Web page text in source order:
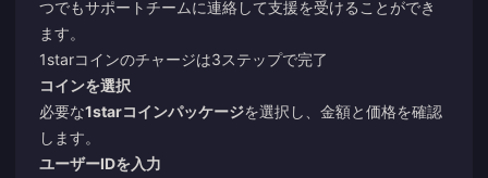
つでもサポートチームに連絡して支援を受けることができ
ます。
1starコインのチャージは3ステップで完了
コインを選択
必要な1starコインパッケージを選択し、金額と価格を確認
します。
ユーザーIDを入力